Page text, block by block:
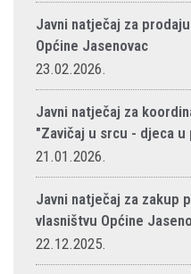
Javni natječaj za
Općine Jasenovac
23.02.2026.
Javni natječaj za
"Zavičaj u srcu - djeca
21.01.2026.
Javni natječaj za zakup
vlasništvu Općine
22.12.2025.